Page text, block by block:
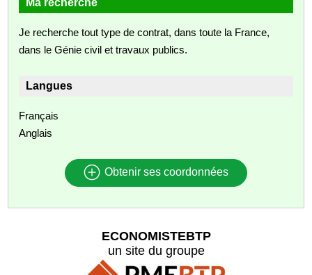
Je recherche tout type de contrat, dans toute la France,
dans le Génie civil et travaux publics.
Langues
Français
Anglais
Obtenir ses coordonnées
ECONOMISTEBTP
un site du groupe